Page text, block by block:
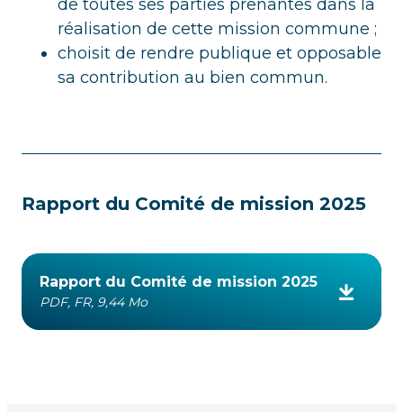
de toutes ses parties prenantes dans la
réalisation de cette mission commune ;
choisit de rendre publique et opposable
sa contribution au bien commun.
Rapport du Comité de mission 2025
Rapport du Comité de mission 2025
PDF, FR, 9,44 Mo